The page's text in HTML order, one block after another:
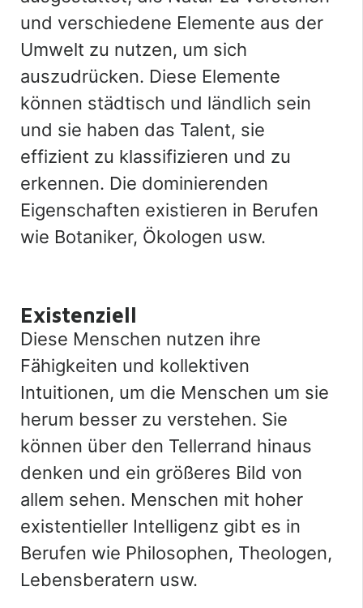
und verschiedene Elemente aus der
Umwelt zu nutzen, um sich
auszudrücken. Diese Elemente
können städtisch und ländlich sein
und sie haben das Talent, sie
effizient zu klassifizieren und zu
erkennen. Die dominierenden
Eigenschaften existieren in Berufen
wie Botaniker, Ökologen usw.
Existenziell
Diese Menschen nutzen ihre
Fähigkeiten und kollektiven
Intuitionen, um die Menschen um sie
herum besser zu verstehen. Sie
können über den Tellerrand hinaus
denken und ein größeres Bild von
allem sehen. Menschen mit hoher
existentieller Intelligenz gibt es in
Berufen wie Philosophen, Theologen,
Lebensberatern usw.